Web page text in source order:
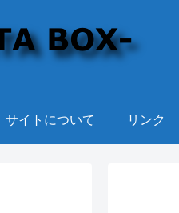
サイトについて リンク